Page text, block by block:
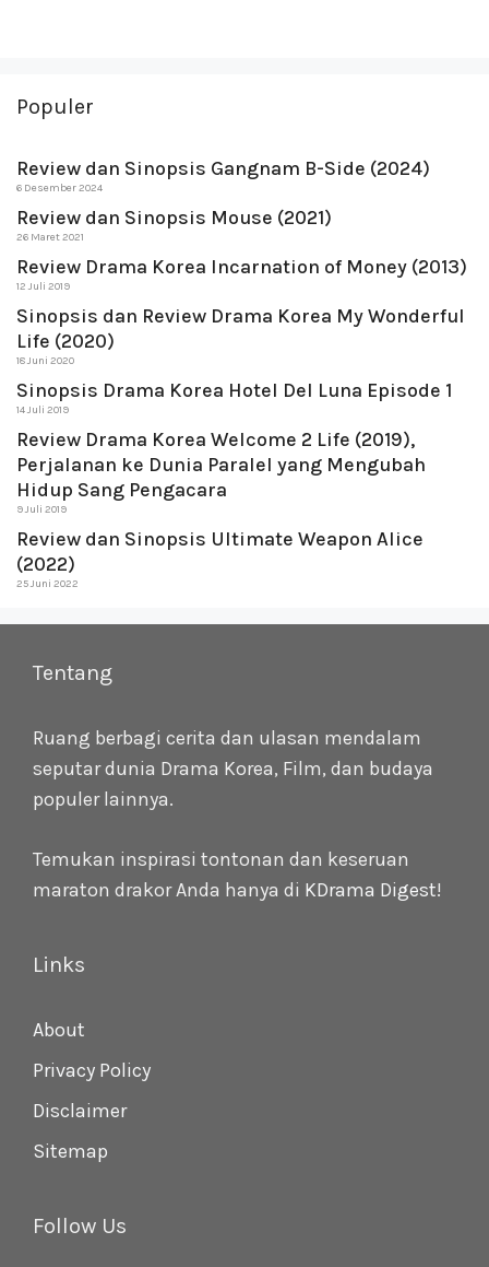
Populer
Review dan Sinopsis Gangnam B-Side (2024)
6 Desember 2024
Review dan Sinopsis Mouse (2021)
26 Maret 2021
Review Drama Korea Incarnation of Money (2013)
12 Juli 2019
Sinopsis dan Review Drama Korea My Wonderful
Life (2020)
18 Juni 2020
Sinopsis Drama Korea Hotel Del Luna Episode 1
14 Juli 2019
Review Drama Korea Welcome 2 Life (2019),
Perjalanan ke Dunia Paralel yang Mengubah
Hidup Sang Pengacara
9 Juli 2019
Review dan Sinopsis Ultimate Weapon Alice
(2022)
25 Juni 2022
Tentang
Ruang berbagi cerita dan ulasan mendalam
seputar dunia Drama Korea, Film, dan budaya
populer lainnya.
Temukan inspirasi tontonan dan keseruan
maraton drakor Anda hanya di KDrama Digest!
Links
About
Privacy Policy
Disclaimer
Sitemap
Follow Us